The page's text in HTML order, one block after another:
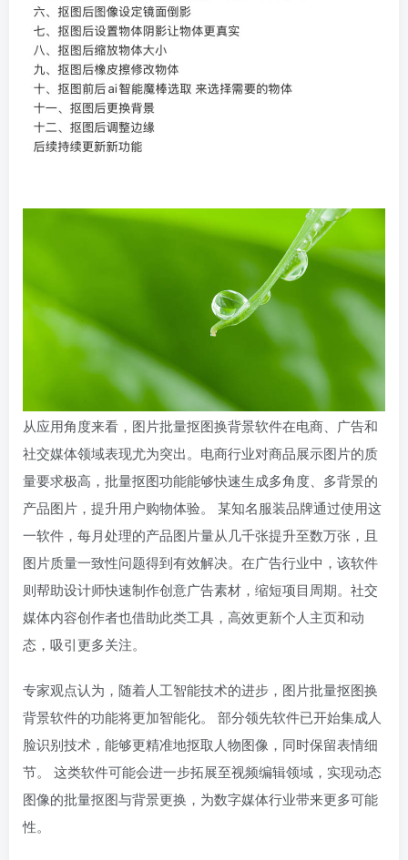
从应用角度来看，图片批量抠图换背景软件在电商、广告和
社交媒体领域表现尤为突出。电商行业对商品展示图片的质
量要求极高，批量抠图功能能够快速生成多角度、多背景的
产品图片，提升用户购物体验。 某知名服装品牌通过使用这
一软件，每月处理的产品图片量从几千张提升至数万张，且
图片质量一致性问题得到有效解决。在广告行业中，该软件
则帮助设计师快速制作创意广告素材，缩短项目周期。社交
媒体内容创作者也借助此类工具，高效更新个人主页和动
态，吸引更多关注。
专家观点认为，随着人工智能技术的进步，图片批量抠图换
背景软件的功能将更加智能化。 部分领先软件已开始集成人
脸识别技术，能够更精准地抠取人物图像，同时保留表情细
节。 这类软件可能会进一步拓展至视频编辑领域，实现动态
图像的批量抠图与背景更换，为数字媒体行业带来更多可能
性。